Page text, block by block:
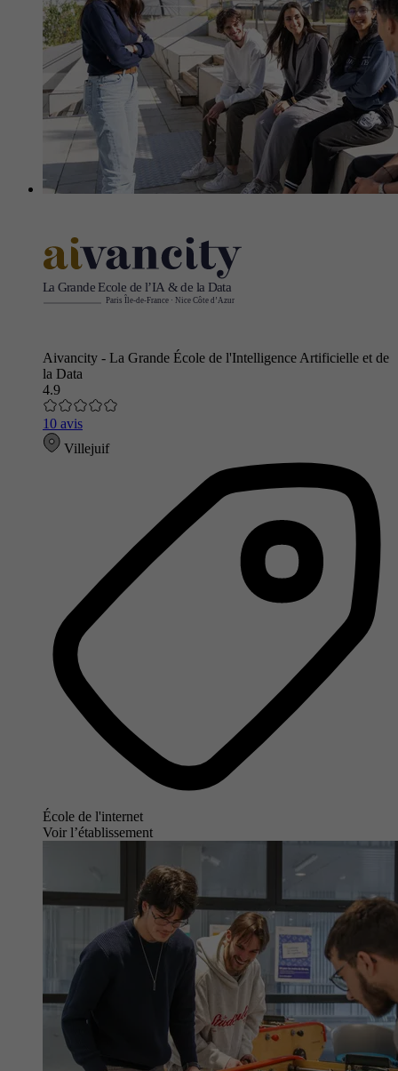
Aivancity - La Grande École de l'Intelligence Artificielle et de
la Data
4.9
10 avis
Villejuif
École de l'internet
Voir l’établissement